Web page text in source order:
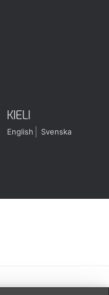
KIELI
English Svenska